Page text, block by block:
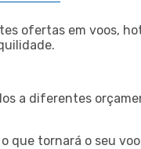
ofertas em voos,
a diferentes
que tornará o seu